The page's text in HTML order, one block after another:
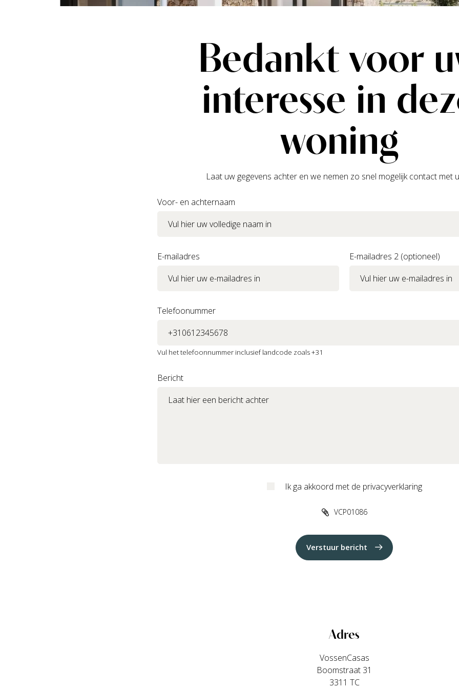
Bedankt voor
interesse in
woning
Laat uw gegevens achter en we nemen zo snel mogelijk contact met
Voor- en achternaam
E-mailadres E-mailadres 2 (optioneel)
Telefoonummer
Vul het telefoonnummer inclusief landcode zoals +31
Bericht
Ik ga akkoord met de privacyverklaring
VCP01086
Verstuur bericht
Adres
VossenCasas
Boomstraat 31
3311 TC